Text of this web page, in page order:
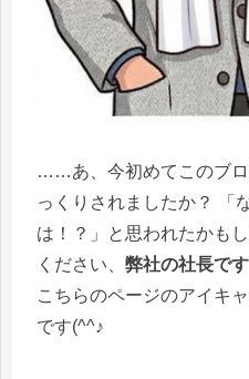
……あ、今初めてこのブ
っくりされましたか？ 「
は！？」と思われたかも
ください、 弊社の社長で
こちらのページのアイキ
です(^^♪